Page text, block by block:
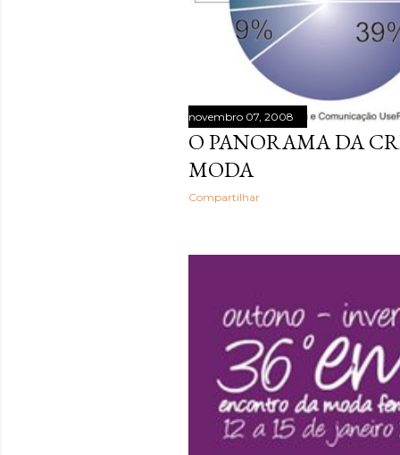
novembro 07, 2008
O PANORAMA DA
MODA
Compartilhar